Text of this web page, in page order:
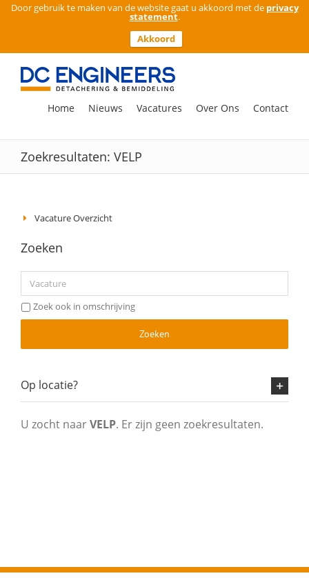
Door gebruik te maken van de website gaat u akkoord met de privacy
statement.
Akkoord
Ga
inhoud
naar:
Home Nieuws Vacatures Over Ons Contact
Zoekresultaten: VELP
Vacature Overzicht
Zoeken
Zoek ook in omschrijving
Zoeken
Op locatie?
U zocht naarVELP. Er zijn geen zoekresultaten.